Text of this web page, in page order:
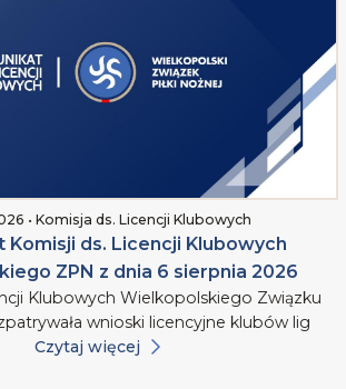
• Komisja ds. Licencji Klubowych
Komisji ds. Licencji Klubowych
ZPN z dnia 6 sierpnia 2026
Klubowych Wielkopolskiego Związku
wnioski licencyjne klubów lig
Czytaj więcej